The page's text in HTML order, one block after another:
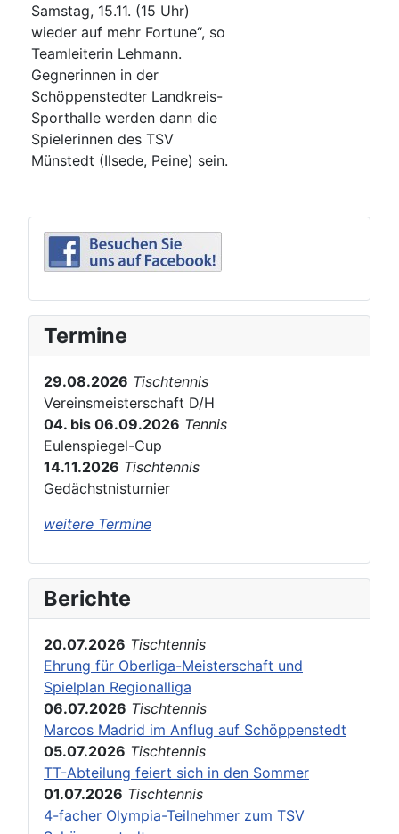
Samstag, 15.11. (15 Uhr)
wieder auf mehr Fortune“, so
Teamleiterin Lehmann.
Gegnerinnen in der
Schöppenstedter Landkreis-
Sporthalle werden dann die
Spielerinnen des TSV
Münstedt (Ilsede, Peine) sein.
Termine
29.08.2026 Tischtennis
Vereinsmeisterschaft D/H
04. bis 06.09.2026 Tennis
Eulenspiegel-Cup
14.11.2026 Tischtennis
Gedächstnisturnier
weitere Termine
Berichte
20.07.2026 Tischtennis
Ehrung für Oberliga-Meisterschaft und
Spielplan Regionalliga
06.07.2026 Tischtennis
Marcos Madrid im Anflug auf Schöppenstedt
05.07.2026 Tischtennis
TT-Abteilung feiert sich in den Sommer
01.07.2026 Tischtennis
4-facher Olympia-Teilnehmer zum TSV